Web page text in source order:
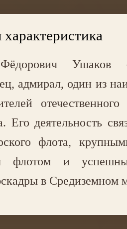
характеристика
Ушаков
адмирал, один из
Его деятельность
флота,
флотом и
в Средиземном